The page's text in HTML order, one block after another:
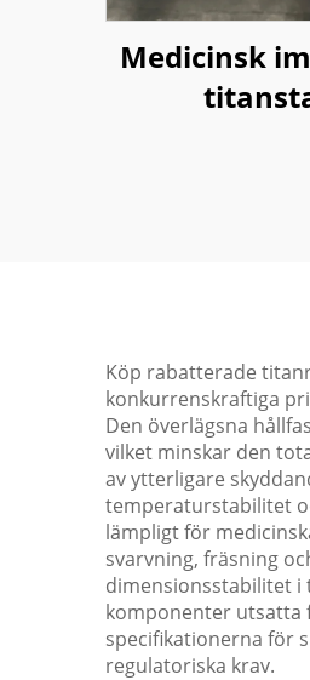
Medicinsk
Köp rabatterade
konkurrenskraftiga
Den överlägsna
vilket minskar den
av ytterligare
temperaturstabilitet
lämpligt för
svarvning, fräsning
dimensionsstabilitet i
komponenter utsatta
specifikationerna för
regulatoriska krav.